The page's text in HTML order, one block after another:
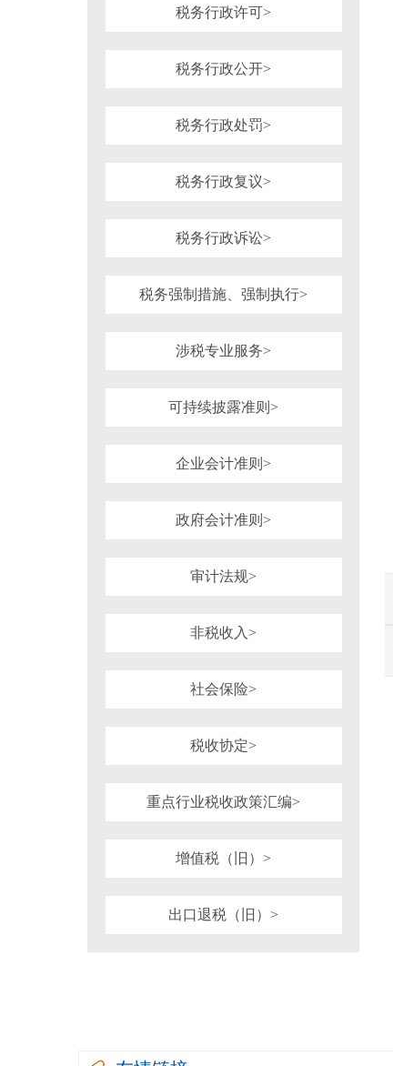
税务行政许可>
税务行政公开>
税务行政处罚>
税务行政复议>
税务行政诉讼>
税务强制措施、强制执行>
涉税专业服务>
可持续披露准则>
企业会计准则>
政府会计准则>
审计法规>
非税收入>
社会保险>
税收协定>
重点行业税收政策汇编>
增值税（旧）>
出口退税（旧）>